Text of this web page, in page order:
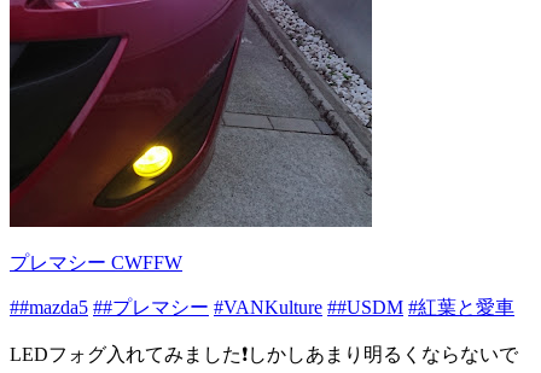
プレマシー CWFFW
##mazda5 ##プレマシー #VANKulture ##USDM #紅葉と愛車
LEDフォグ入れてみました❗しかしあまり明るくならないで